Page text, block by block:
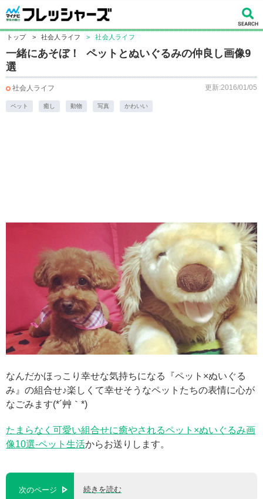
トップ > 社会人ライフ > 社会人ライフ
一緒にあそぼ！ ペットとぬいぐるみの仲良し画像9
選
社会人ライフ 更新:2016/01/05
ペット 癒し 動物 写真 かわいい
なんだかほっこり幸せな気持ちになる『ペット×ぬいぐる
み』の組合せ♪楽しくて幸せそうなペットたちの表情に心が
なごみます(*´艸｀*)
たまらなく可愛い組合せに癒やされるペット×ぬいぐるみ画
像10選-ペット生活からお送りします。
次のページ 続きを読む